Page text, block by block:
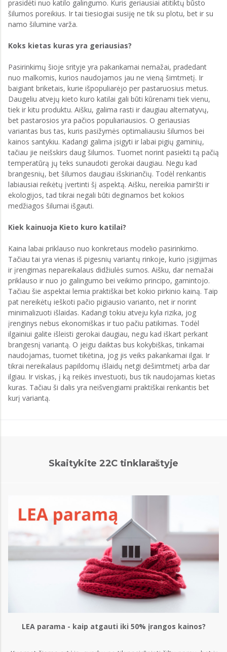
prasidėti nuo katilo galingumo. Kuris geriausiai atitiktų būsto
šilumos poreikius. Ir tai tiesiogiai susiję ne tik su plotu, bet ir su
namo šilumine varža.
Koks kietas kuras yra geriausias?
Pasirinkimų šioje srityje yra pakankamai nemažai, pradedant
nuo malkomis, kurios naudojamos jau ne vieną šimtmetį. Ir
baigiant briketais, kurie išpopuliarėjo per pastaruosius metus.
Daugeliu atvejų kieto kuro katilai gali būti kūrenami tiek vienu,
tiek ir kitu produktu. Aišku, galima rasti ir daugiau alternatyvų,
bet pastarosios yra pačios populiariausios. O geriausias
variantas bus tas, kuris pasižymės optimaliausiu šilumos bei
kainos santykiu. Kadangi galima įsigyti ir labai pigių gaminių,
tačiau jie neišskirs daug šilumos. Tuomet norint pasiekti tą pačią
temperatūrą jų teks sunaudoti gerokai daugiau. Negu kad
brangesnių, bet šilumos daugiau išskiriančių. Todėl renkantis
labiausiai reikėtų įvertinti šį aspektą. Aišku, nereikia pamiršti ir
ekologijos, tad tikrai negali būti deginamos bet kokios
medžiagos šilumai išgauti.
Kiek kainuoja Kieto kuro katilai?
Kaina labai priklauso nuo konkretaus modelio pasirinkimo.
Tačiau tai yra vienas iš pigesnių variantų rinkoje, kurio įsigijimas
ir įrengimas nepareikalaus didžiulės sumos. Aišku, dar nemažai
priklauso ir nuo jo galingumo bei veikimo principo, gamintojo.
Tačiau šie aspektai lemia praktiškai bet kokio pirkinio kainą. Taip
pat nereikėtų ieškoti pačio pigiausio varianto, net ir norint
minimalizuoti išlaidas. Kadangi tokiu atveju kyla rizika, jog
įrenginys nebus ekonomiškas ir tuo pačiu patikimas. Todėl
ilgainiui galite išleisti gerokai daugiau, negu kad iškart perkant
brangesnį variantą. O jeigu daiktas bus kokybiškas, tinkamai
naudojamas, tuomet tikėtina, jog jis veiks pakankamai ilgai. Ir
tikrai nereikalaus papildomų išlaidų netgi dešimtmetį arba dar
ilgiau. Ir viskas, į ką reikės investuoti, bus tik naudojamas kietas
kuras. Tačiau ši dalis yra neišvengiami praktiškai renkantis bet
kurį variantą.
Skaitykite 22C tinklaraštyje
LEA parama - kaip atgauti iki 50% įrangos kainos?